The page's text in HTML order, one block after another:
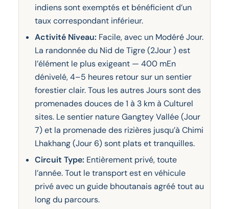
indiens sont exemptés et bénéficient d’un
taux correspondant inférieur.
Activité Niveau: Facile, avec un Modéré Jour.
La randonnée du Nid de Tigre (2Jour ) est
l’élément le plus exigeant — 400 mEn
dénivelé, 4–5 heures retour sur un sentier
forestier clair. Tous les autres Jours sont des
promenades douces de 1 à 3 km à Culturel
sites. Le sentier nature Gangtey Vallée (Jour
7) et la promenade des rizières jusqu’à Chimi
Lhakhang (Jour 6) sont plats et tranquilles.
Circuit Type: Entièrement privé, toute
l’année. Tout le transport est en véhicule
privé avec un guide bhoutanais agréé tout au
long du parcours.